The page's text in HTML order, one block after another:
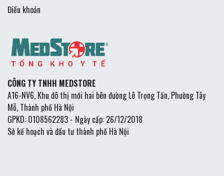
Điều khoản
CÔNG TY TNHH MEDSTORE
A16-NV6, Khu đô thị mới hai bên đường Lê Trọng Tấn, Phường Tây
Mỗ, Thành phố Hà Nội
GPKD: 0108562283 - Ngày cấp: 26/12/2018
Sở kế hoạch và đầu tư thành phố Hà Nội